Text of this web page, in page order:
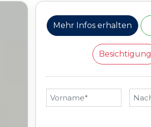
Mehr Infos erhalten
Besichtigung